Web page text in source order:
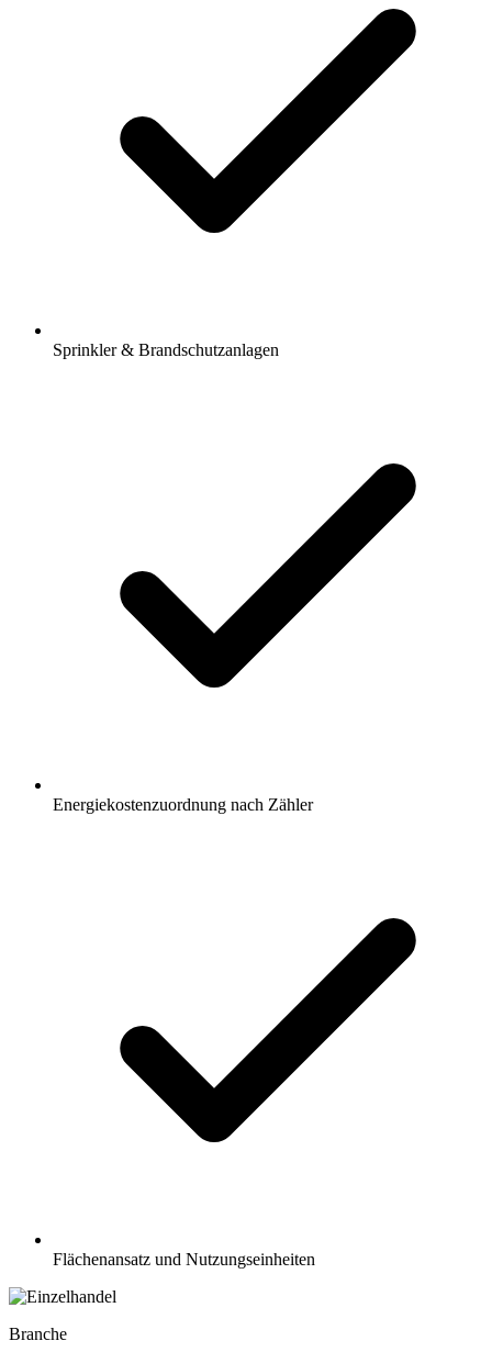
Sprinkler & Brandschutzanlagen
Energiekostenzuordnung nach Zähler
Flächenansatz und Nutzungseinheiten
Branche